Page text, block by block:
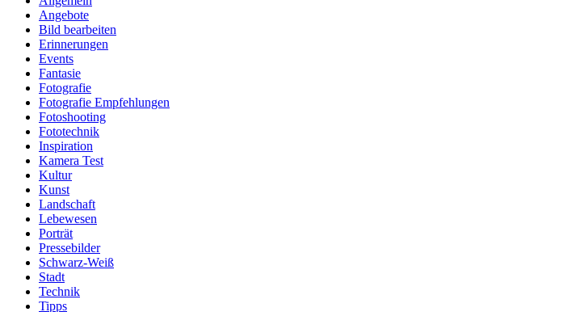
Angebote
Bild bearbeiten
Erinnerungen
Events
Fantasie
Fotografie
Fotografie Empfehlungen
Fotoshooting
Fototechnik
Inspiration
Kamera Test
Kultur
Kunst
Landschaft
Lebewesen
Porträt
Pressebilder
Schwarz-Weiß
Stadt
Technik
Tipps